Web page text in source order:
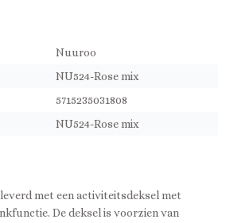
Nuuroo
NU524-Rose mix
5715235031808
NU524-Rose mix
met een activiteitsdeksel met
De deksel is voorzien van